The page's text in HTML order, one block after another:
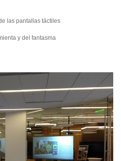
las pantallas táctiles
y del fantasma